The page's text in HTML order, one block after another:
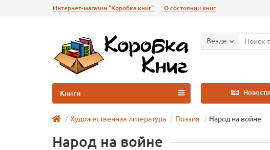
Интернет-магазин "Коробка книг" О состоянии книг
Везде
Новости
Книги
Художественная литература Поэзия Народ на войне
Народ на войне